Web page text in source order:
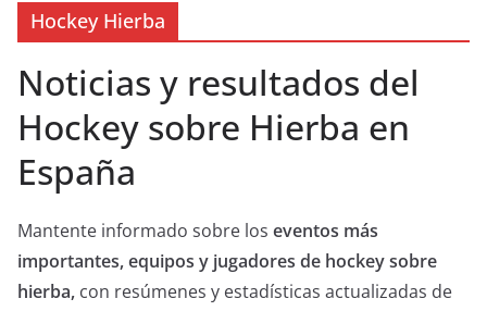
Hockey Hierba
Noticias y resultados del
Hockey sobre Hierba en
España
Mantente informado sobre los eventos más
importantes, equipos y jugadores de hockey sobre
hierba, con resúmenes y estadísticas actualizadas de